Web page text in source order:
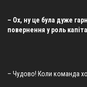
– Ох, ну це була дуже
повернення у роль
– Чудово! Коли команда